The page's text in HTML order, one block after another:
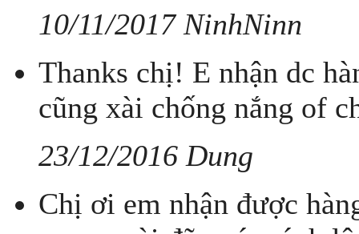
10/11/2017 NinhNinn
Thanks chị! E nhận dc
cũng xài chống nắng of
23/12/2016 Dung
Chị ơi em nhận được